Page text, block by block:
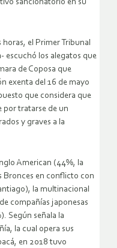
sancionatorio en su
el Primer Tribunal
escuchó los alegatos que
de Coposa que
exenta del 16 de mayo
que considera que
por tratarse de un
y graves a la
American (44%, la
Bronces en conflicto con
la multinacional
compañías japonesas
Según señala la
la cual opera sus
en 2018 tuvo